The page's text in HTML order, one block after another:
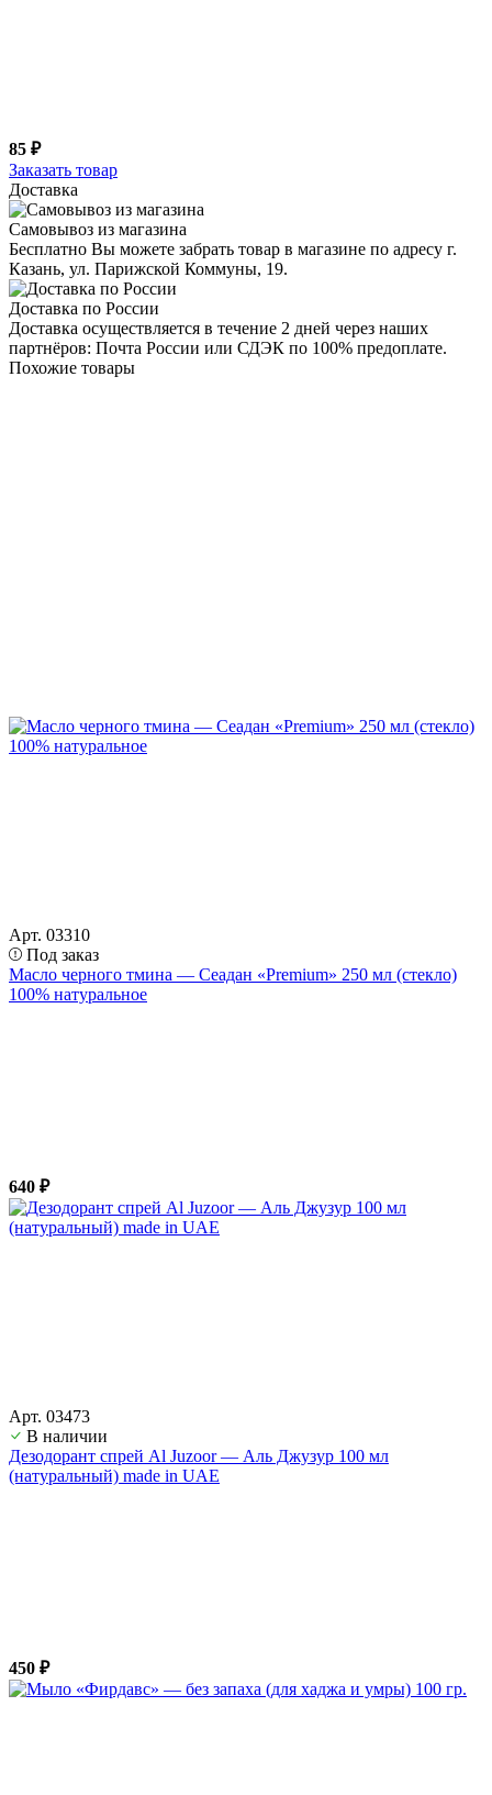
85 ₽
Заказать товар
Доставка
Самовывоз из магазина
Бесплатно Вы можете забрать товар в магазине по адресу г.
Казань, ул. Парижской Коммуны, 19.
Доставка по России
Доставка осуществляется в течение 2 дней через наших
партнёров: Почта России или СДЭК по 100% предоплате.
Похожие товары
Арт. 03310
Под заказ
Масло черного тмина — Сеадан «Premium» 250 мл (стекло)
100% натуральное
640 ₽
Арт. 03473
В наличии
Дезодорант спрей Al Juzoor — Аль Джузур 100 мл
(натуральный) made in UAE
450 ₽